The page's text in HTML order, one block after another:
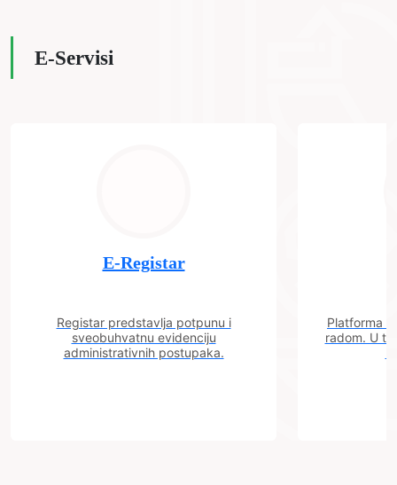
E-Servisi
E-Registar
Registar predstavlja potpunu i
sveobuhvatnu evidenciju
administrativnih postupaka.
Platforma
radom. U